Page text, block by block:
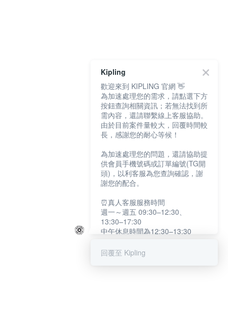
Kipling
歡迎來到 KIPLING 官網 👋
為加速處理您的需求，請點選下方
按鈕查詢相關資訊；若無法找到所
需內容，還請聯繫線上客服協助。
由於目前案件量較大，回覆時間較
長，感謝您的耐心等候！
為加速處理您的問題，還請協助提
供會員手機號碼或訂單編號(TG開
頭)，以利客服為您查詢確認，謝
謝您的配合。
⏰真人客服服務時間
週一～週五 09:30–12:30、
13:30–17:30
中午休息時間為12:30–13:30
提醒您：系統會自動已讀訊息，如
回覆至 Kipling